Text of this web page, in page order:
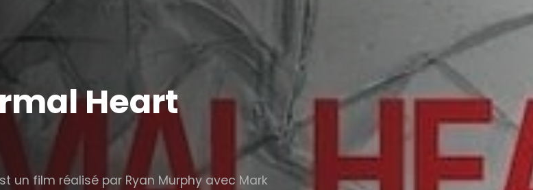
Heart
un film réalisé par Ryan Murphy avec Mark